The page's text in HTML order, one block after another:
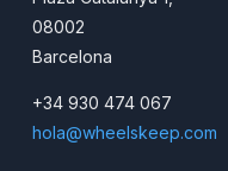
08002
Barcelona
+34 930 474 067
hola@wheelskeep.com